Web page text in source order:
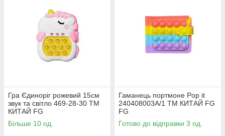
Гра Єдиноріг рожевий 15см
звук та світло 469-28-30 ТМ
КИТАЙ FG
Більше 10 од.
Гаманець портмоне Pop it
240408003A/1 ТМ КИТАЙ FG
FG
Готово до відправки 3 од.